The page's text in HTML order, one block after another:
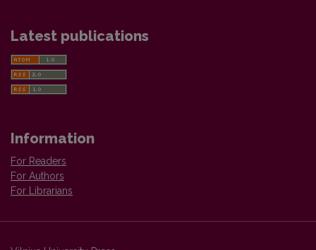
Latest publications
Information
For Readers
For Authors
For Librarians